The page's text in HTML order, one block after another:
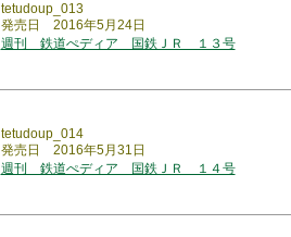
tetudoup_013
発売日 2016年5月24日
週刊 鉄道ぺディア 国鉄ＪＲ １３号
tetudoup_014
発売日 2016年5月31日
週刊 鉄道ぺディア 国鉄ＪＲ １４号